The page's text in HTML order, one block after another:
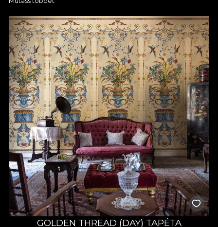
o poveste unică prin fiecare culoare și detaliu, atunci merită să
descoperi colecțiile noastre de tapete pentru dormitor. Acum,
ai ocazia să-ți exprimi creativitatea și să creezi un ambient care
să surprindă ceea ce îți dorești. La VLAdiLA poți descoperi
numeroase opțiuni care se potrivesc cu diferite design-uri și ai
sprijinul nostru pentru a putea alege un model de poveste, de
care te vei bucura în fiecare zi. Un simplu tapet în dormitor
poate face diferența, așa că poți miza pe imprimeuri discrete,
în nuanțe neutre, dacă îți dorești un spațiu calm, relaxant, sau
poți opta pentru modele spectaculoase, dacă vrei să transformi
complet încăperea. Tu decizi!
Alege tapetul premium VLAdiLA
pentru un dormitor cu design
elegant
Orice tapet de dormitor pe care îl găsești la noi este proiectat
să reziste în timp, iar culorile și formele își păstrează
intensitatea, chiar și după mulți ani de utilizare. Pentru tine,
acest lucru înseamnă o investiție sigură și un decor care nu se
demodează. Mai mult, acum ai ocazia de a alege textura
preferată, care se potrivește cel mai bine în spațiul tău și care
GOLDEN THREAD (DAY) TAPÉTA